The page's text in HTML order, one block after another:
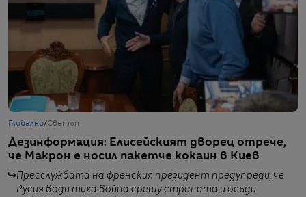
Глобално/Светът
Дезинформация: Елисейският дворец отрече,
че Макрон е носил пакетче кокаин в Киев
Пресслужбата на френския президент предупреди, че
Русия води тиха война срещу страната и осъди